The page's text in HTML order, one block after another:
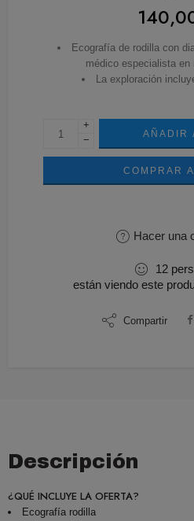
Ecografía de rodilla con
médico especialista en
La exploración
+
−
AÑADIR
COMPRAR
Hacer una
12
están viendo este
Compartir
Descripción
¿QUÉ INCLUYE LA OFERTA?
Ecografía rodilla